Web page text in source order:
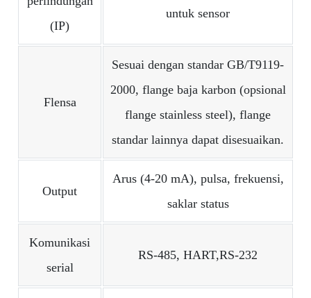
(IP)
untuk sensor
Flensa
Sesuai dengan standar GB/T9119-
2000, flange baja karbon (opsional
flange stainless steel), flange
standar lainnya dapat disesuaikan.
Output
Arus (4-20 mA), pulsa, frekuensi,
saklar status
Komunikasi
serial
RS-485, HART,RS-232